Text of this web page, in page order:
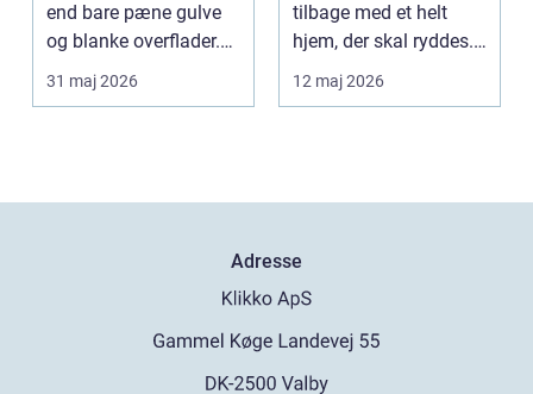
end bare pæne gulve
og blanke overflader.
Rengøringen påv...
31 maj 2026
tilbage med et helt
hjem, der skal ryddes.
Møbler, per...
12 maj 2026
Adresse